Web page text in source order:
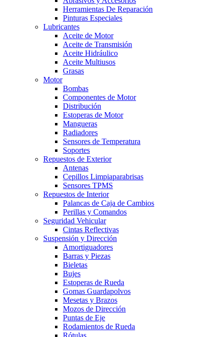
Herramientas De Reparación
Pinturas Especiales
Lubricantes
Aceite de Motor
Aceite de Transmisión
Aceite Hidráulico
Aceite Multiusos
Grasas
Motor
Bombas
Componentes de Motor
Distribución
Estoperas de Motor
Mangueras
Radiadores
Sensores de Temperatura
Soportes
Repuestos de Exterior
Antenas
Cepillos Limpiaparabrisas
Sensores TPMS
Repuestos de Interior
Palancas de Caja de Cambios
Perillas y Comandos
Seguridad Vehicular
Cintas Reflectivas
Suspensión y Dirección
Amortiguadores
Barras y Piezas
Bieletas
Bujes
Estoperas de Rueda
Gomas Guardapolvos
Mesetas y Brazos
Mozos de Dirección
Puntas de Eje
Rodamientos de Rueda
Rótulas